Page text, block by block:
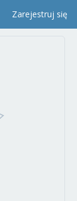
Zarejestruj się